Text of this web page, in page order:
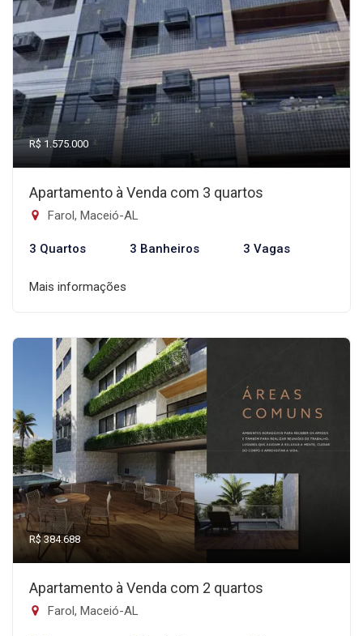
R$ 1.575.000
Apartamento à Venda com 3 quartos
Farol, Maceió-AL
3 Quartos 3 Banheiros 3 Vagas
Mais informações
R$ 384.688
Apartamento à Venda com 2 quartos
Farol, Maceió-AL